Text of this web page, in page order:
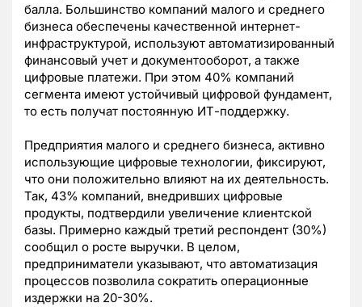
балла. Большинство компаний малого и среднего
бизнеса обеспечены качественной интернет-
инфраструктурой, используют автоматизированный
финансовый учет и документооборот, а также
цифровые платежи. При этом 40% компаний
сегмента имеют устойчивый цифровой фундамент,
то есть получат постоянную ИТ-поддержку.
Предприятия малого и среднего бизнеса, активно
использующие цифровые технологии, фиксируют,
что они положительно влияют на их деятельность.
Так, 43% компаний, внедривших цифровые
продукты, подтвердили увеличение клиентской
базы. Примерно каждый третий респондент (30%)
сообщил о росте выручки. В целом,
предприниматели указывают, что автоматизация
процессов позволила сократить операционные
издержки на 20-30%.